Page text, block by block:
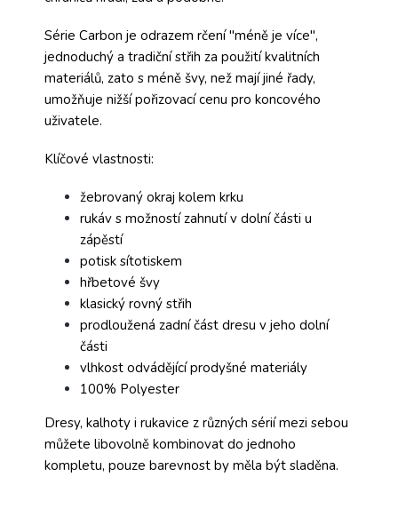
Série Carbon je odrazem rčení "méně je více",
jednoduchý a tradiční střih za použití kvalitních
materiálů, zato s méně švy, než mají jiné řady,
umožňuje nižší pořizovací cenu pro koncového
uživatele.
Klíčové vlastnosti:
žebrovaný okraj kolem krku
rukáv s možností zahnutí v dolní části u
zápěstí
potisk sítotiskem
hřbetové švy
klasický rovný střih
prodloužená zadní část dresu v jeho dolní
části
vlhkost odvádějící prodyšné materiály
100% Polyester
Dresy, kalhoty i rukavice z různých sérií mezi sebou
můžete libovolně kombinovat do jednoho
kompletu, pouze barevnost by měla být sladěna.